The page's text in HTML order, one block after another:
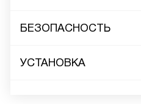
БЕЗОПАСНОСТЬ
УСТАНОВКА